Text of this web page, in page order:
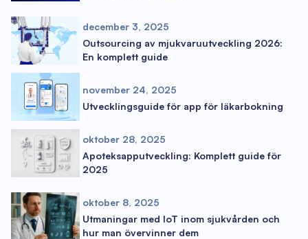
december 3, 2025
Outsourcing av mjukvaruutveckling 2026:
En komplett guide
november 24, 2025
Utvecklingsguide för app för läkarbokning
oktober 28, 2025
Apoteksapputveckling: Komplett guide för
2025
oktober 8, 2025
Utmaningar med IoT inom sjukvården och
hur man övervinner dem